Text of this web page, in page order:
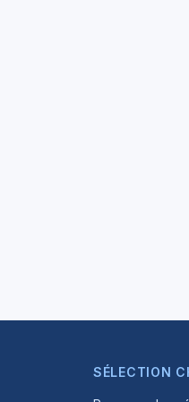
SÉLECTION